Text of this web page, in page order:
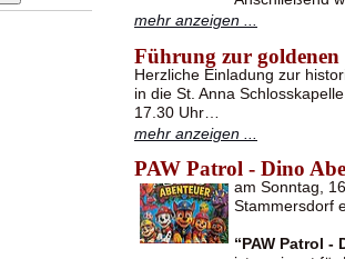
mehr anzeigen ...
Führung zur goldenen
Herzliche Einladung zur
in die St. Anna
17.30 Uhr…
mehr anzeigen ...
PAW Patrol - Dino
am Sonntag,
Stammersdorf
“PAW Patrol -